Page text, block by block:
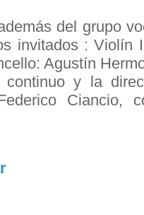
del grupo
invitados :
Agustín
y la
Ciancio,